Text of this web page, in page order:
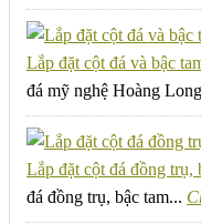
Lắp đặt cột đá và bậc
đá mỹ nghệ Hoàng
Lắp đặt cột đá đồng trụ,
đá đồng trụ, bậc tam...